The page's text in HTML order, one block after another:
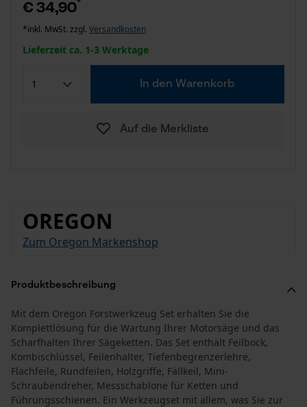
€ 34,90
*inkl. MwSt. zzgl. Versandkosten
Lieferzeit ca. 1-3 Werktage
In den Warenkorb
Auf die Merkliste
OREGON
Zum Oregon Markenshop
Produktbeschreibung
Mit dem Oregon Forstwerkzeug Set erhalten Sie die
Komplettlösung für die Wartung Ihrer Motorsäge und das
Scharfhalten Ihrer Sägeketten. Das Set enthält Feilbock,
Kombischlüssel, Feilenhalter, Tiefenbegrenzerlehre,
Flachfeile, Rundfeilen, Holzgriffe, Fällkeil, Mini-
Schraubendreher, Messschablone für Ketten und
Führungsschienen. Ein Werkzeugset mit allem, was Sie zur